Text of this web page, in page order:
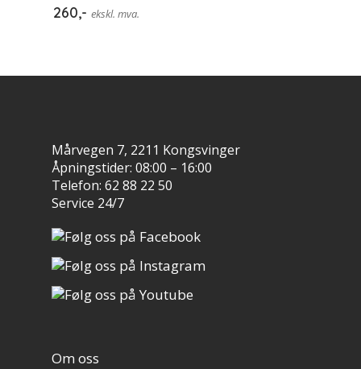
260,- ekskl. mva.
Mårvegen 7, 2211 Kongsvinger
Åpningstider: 08:00 – 16:00
Telefon: 62 88 22 50
Service 24/7
Om oss